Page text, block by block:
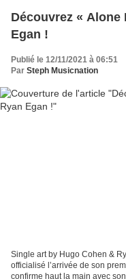
Découvrez « Alone
Egan !
Publié le 12/11/2021 à 06:51
Par Steph Musicnation
Single art by Hugo Cohen &
officialisé l’arrivée de son
confirme haut la main avec